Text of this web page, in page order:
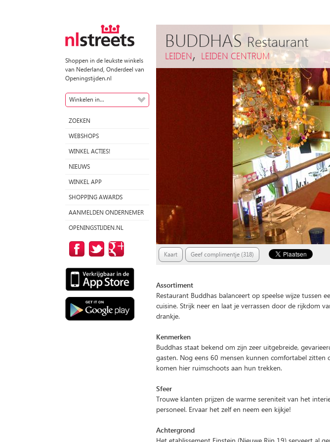
Shoppen in de leukste winkels
van Nederland, Onderdeel van
Openingstijden.nl
Winkelen in...
ZOEKEN
WEBSHOPS
WINKEL ACTIES!
NIEUWS
WINKEL APP
SHOPPING AWARDS
AANMELDEN ONDERNEMER
OPENINGSTIJDEN.NL
BUDDHAS Restaurant
LEIDEN,LEIDEN CENTRUM
Do you
Kaart Geef complimentje (318)
Assortiment
Restaurant Buddhas balanceert op speelse wijze tussen
cuisine. Strijk neer en laat je verrassen door de rijkdom
drankje.
Kenmerken
Buddhas staat bekend om zijn zeer uitgebreide,
gasten. Nog eens 60 mensen kunnen comfortabel
komen hier ruimschoots aan hun trekken.
Sfeer
Trouwe klanten prijzen de warme sereniteit van het
personeel. Ervaar het zelf en neem een kijkje!
Achtergrond